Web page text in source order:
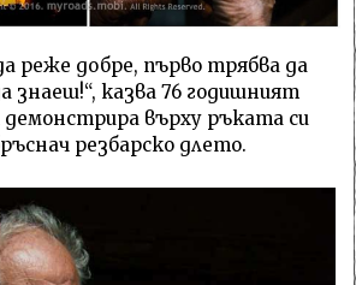
реже добре, първо трябва да
знаеш!“, казва 76 годишният
върху ръката си
резбарско длето.